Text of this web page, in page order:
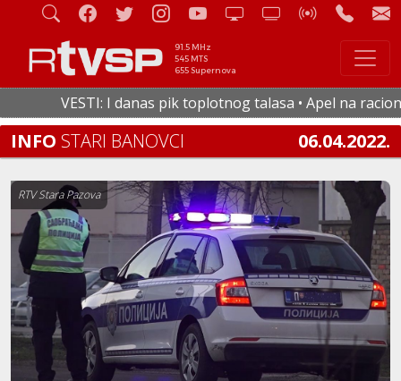
91.5 MHz
545 MTS
655 Supernova
VESTI: I danas pik toplotnog talasa • Apel na
INFO STARI BANOVCI 06.04.2022.
RTV Stara Pazova